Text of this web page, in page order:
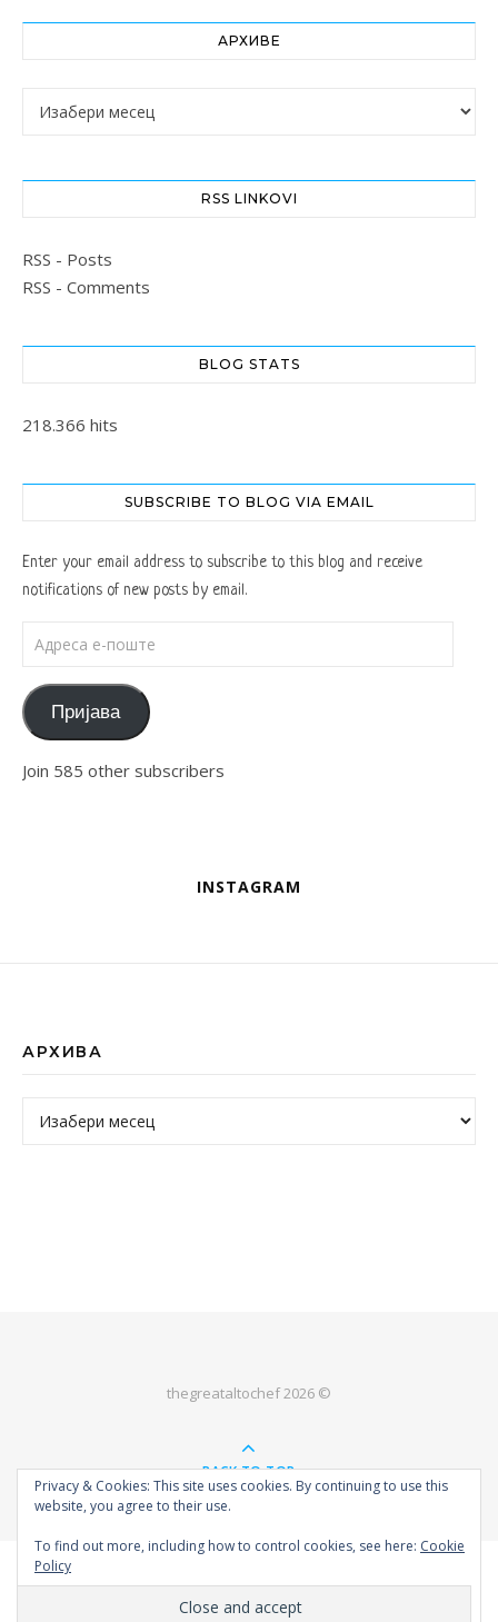
АРХИВЕ
Архиве
RSS LINKOVI
RSS - Posts
RSS - Comments
BLOG STATS
218.366 hits
SUBSCRIBE TO BLOG VIA EMAIL
Enter your email address to subscribe to this blog and receive
notifications of new posts by email.
Пријава
Join 585 other subscribers
INSTAGRAM
АРХИВА
Архива
thegreataltochef 2026 ©
BACK TO TOP
Privacy & Cookies: This site uses cookies. By continuing to use this
website, you agree to their use.
To find out more, including how to control cookies, see here: Cookie
Policy